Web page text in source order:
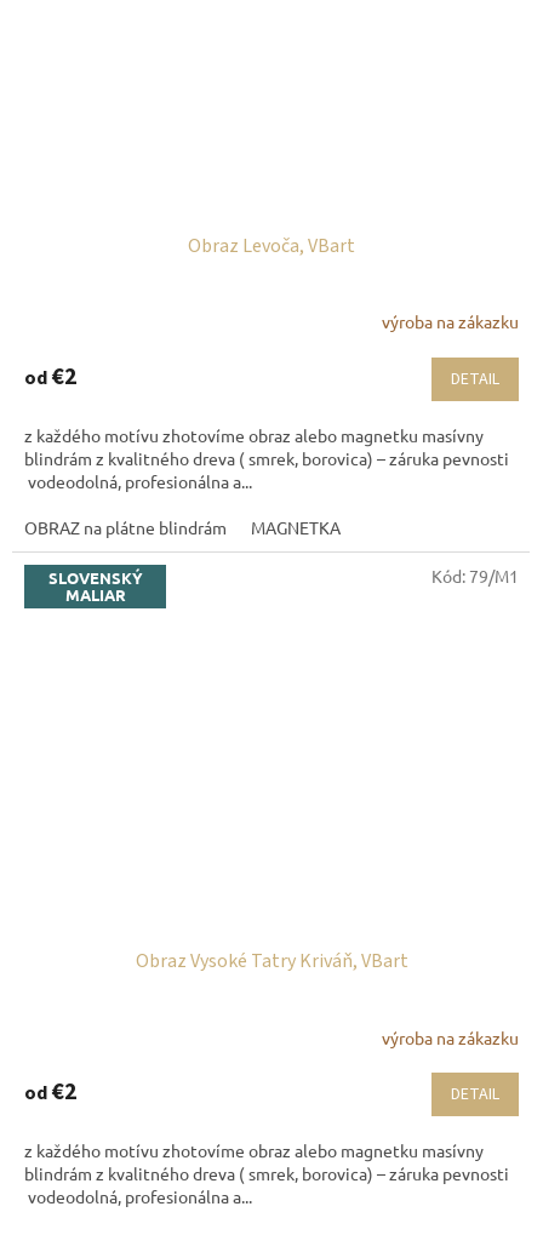
Obraz Levoča, VBart
výroba na zákazku
od€2 DETAIL
z každého motívu zhotovíme obraz alebo magnetku masívny
blindrám z kvalitného dreva ( smrek, borovica) – záruka pevnosti
vodeodolná, profesionálna a...
OBRAZ na plátne blindrám MAGNETKA
SLOVENSKÝ
MALIAR
Obraz Vysoké Tatry Kriváň, VBart
výroba na zákazku
od€2 DETAIL
z každého motívu zhotovíme obraz alebo magnetku masívny
blindrám z kvalitného dreva ( smrek, borovica) – záruka pevnosti
vodeodolná, profesionálna a...
Kód: 79/M1